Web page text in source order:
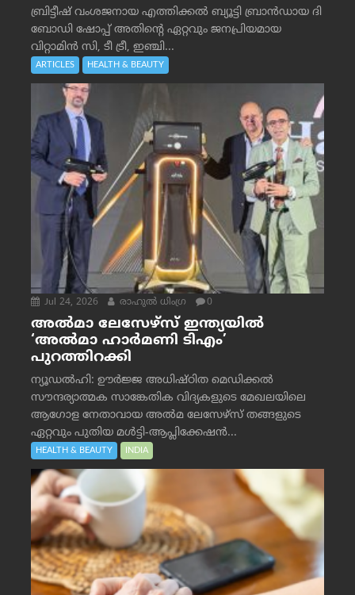
ബ്രിട്ടീഷ് വംശജനായ എത്തിക്കൽ ബ്യൂട്ടി ബ്രാൻഡായ ദി
ബോഡി ഷോപ്പ് അതിന്റെ ഏറ്റവും ജനപ്രിയമായ
വിറ്റാമിൻ സി, ടീ ട്രീ, ഇഞ്ചി...
ARTICLES HEALTH & BEAUTY
Jul 24, 2026 രാഹുല്‍ ധിംഗ്ര 0
അൽമാ ലേസേഴ്സ് ഇന്ത്യയിൽ
‘അൽമാ ഹാർമണി ടിഎം’
പുറത്തിറക്കി
ന്യൂഡൽഹി: ഊർജ്ജ അധിഷ്ഠിത മെഡിക്കൽ
സൗന്ദര്യാത്മക സാങ്കേതിക വിദ്യകളുടെ മേഖലയിലെ
ആഗോള നേതാവായ അൽമ ലേസേഴ്സ് തങ്ങളുടെ
ഏറ്റവും പുതിയ മൾട്ടി-ആപ്ലിക്കേഷൻ...
HEALTH & BEAUTY INDIA